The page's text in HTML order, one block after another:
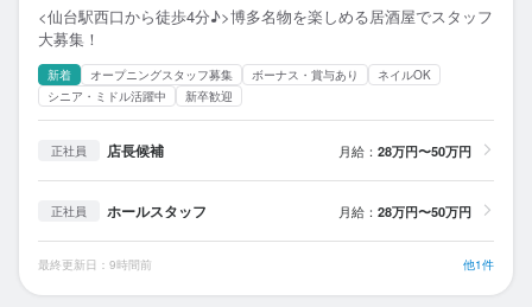
<仙台駅西口から徒歩4分♪>博多名物を楽しめる居酒屋でスタッフ
大募集！
新着 オープニングスタッフ募集 ボーナス・賞与あり
ネイルOK
シニア・ミドル活躍中
新卒歓迎
正社員 店長候補 月給： 28万円〜50万円
正社員 ホールスタッフ 月給： 28万円〜50万円
最終更新日：9時間前 他1件